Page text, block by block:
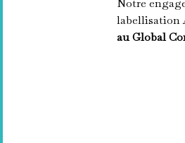
Notre
labellisation
au Global